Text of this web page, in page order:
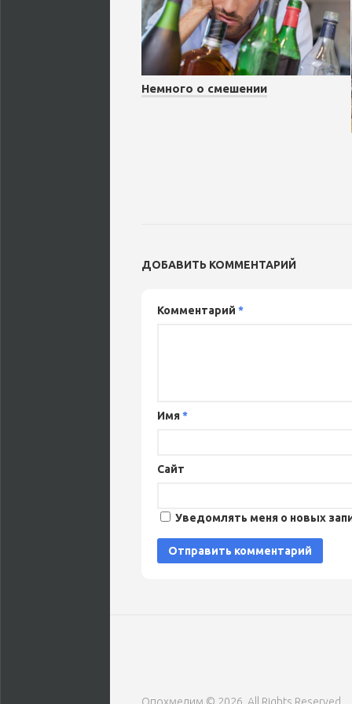
Немного о смешении
ДОБАВИТЬ КОММЕНТАРИЙ
Комментарий *
Имя*
Сайт
Уведомлять меня о новых